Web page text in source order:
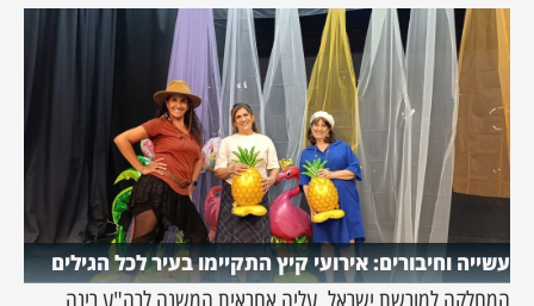
עשייה וחיבורים: אירועי קיץ התקיימו בעיר לכל הגילים